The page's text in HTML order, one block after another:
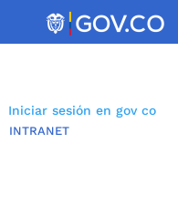
Iniciar sesión en gov co
INTRANET